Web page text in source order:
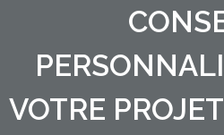
VOTRE